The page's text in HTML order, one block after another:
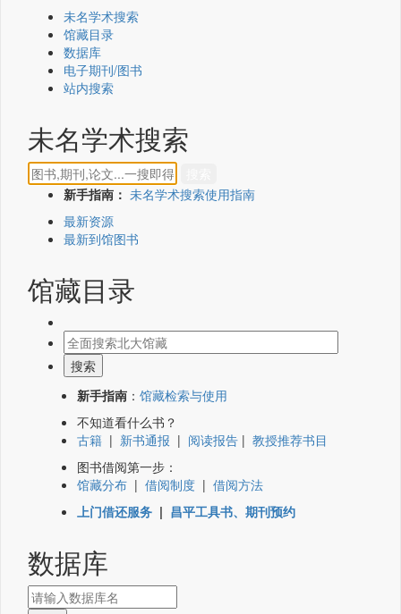
未名学术搜索
馆藏目录
数据库
电子期刊/图书
站内搜索
未名学术搜索
新手指南： 未名学术搜索使用指南
最新资源
最新到馆图书
馆藏目录
新手指南 ： 馆藏检索与使用
不知道看什么书？
古籍 | 新书通报 | 阅读报告 | 教授推荐书目
图书借阅第一步：
馆藏分布 | 借阅制度 | 借阅方法
上门借还服务 | 昌平工具书、期刊预约
数据库